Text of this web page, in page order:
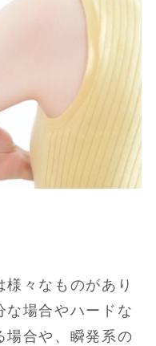
様々なものがあり
な場合やハードな
場合や、瞬発系の